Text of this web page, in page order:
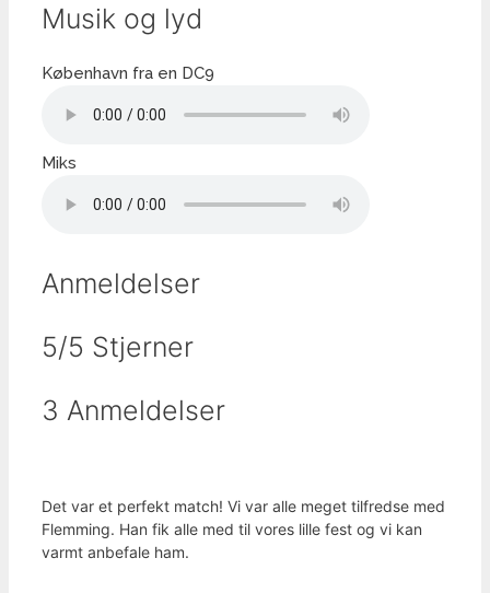
Musik og lyd
København fra en DC9
Miks
Anmeldelser
5/5 Stjerner
3 Anmeldelser
Det var et perfekt match! Vi var alle meget tilfredse med
Flemming. Han fik alle med til vores lille fest og vi kan
varmt anbefale ham.